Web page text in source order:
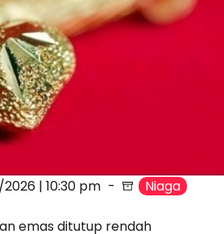
2026 | 10:30 pm Niaga
emas ditutup rendah